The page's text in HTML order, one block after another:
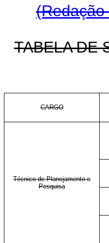
(Redação
TABELA DE
CARGO
Técnico de Planejamento e
Pesquisa